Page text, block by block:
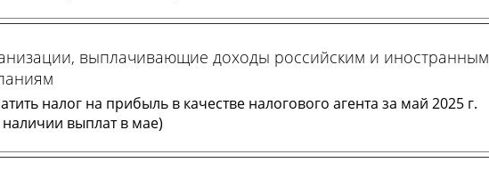
выплачивающие доходы российским и иностранным
налог на прибыль в качестве налогового агента за май 2025 г.
выплат в мае)